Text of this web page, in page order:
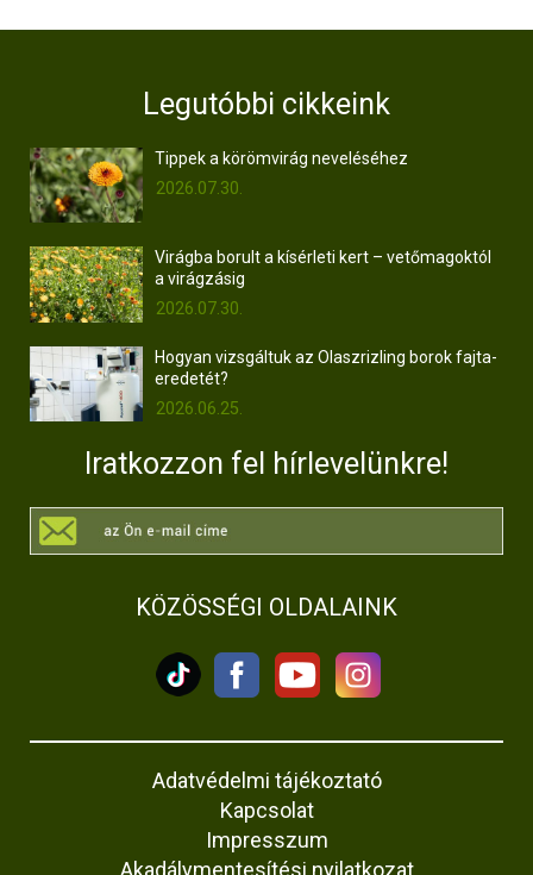
Legutóbbi cikkeink
Tippek a körömvirág neveléséhez
2026.07.30.
Virágba borult a kísérleti kert – vetőmagoktól
a virágzásig
2026.07.30.
Hogyan vizsgáltuk az Olaszrizling borok fajta-
eredetét?
2026.06.25.
Iratkozzon fel hírlevelünkre!
KÖZÖSSÉGI OLDALAINK
Adatvédelmi tájékoztató
Kapcsolat
Impresszum
Akadálymentesítési nyilatkozat